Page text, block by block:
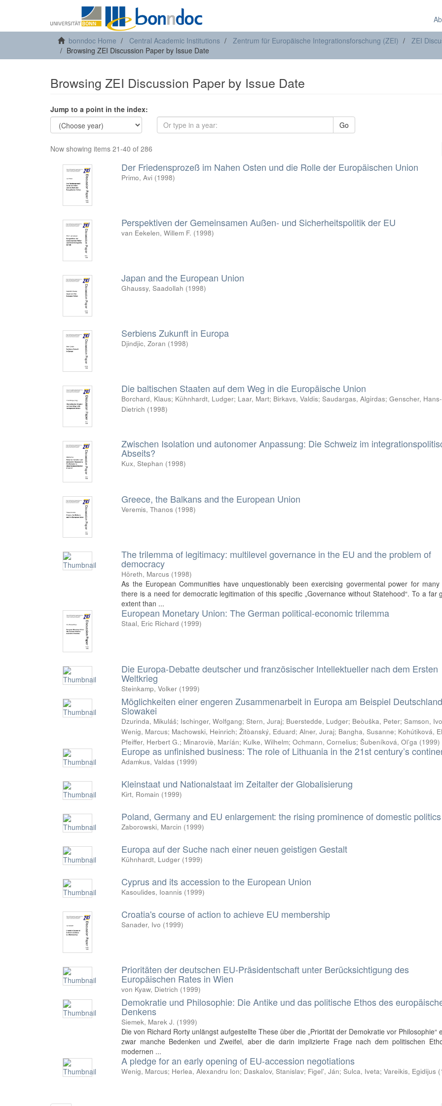
bonndoc Home Central Academic Institutions Zentrum für Europäische Integrationsforschung (ZEI)
ZEI
Browsing ZEI Discussion Paper by Issue Date
Browsing ZEI Discussion Paper by Issue Date
Jump to a point in the index:
Go
Now showing items 21-40 of 286
Der Friedensprozeß im Nahen Osten und die Rolle der Europäischen Union
Primo, Avi (1998)
Perspektiven der Gemeinsamen Außen- und Sicherheitspolitik der EU
van Eekelen, Willem F. (1998)
Japan and the European Union
Ghaussy, Saadollah (1998)
Serbiens Zukunft in Europa
Djindjic, Zoran (1998)
Die baltischen Staaten auf dem Weg in die Europäische Union
Borchard, Klaus; Kühnhardt, Ludger; Laar, Mart; Birkavs, Valdis;Saudargas, Algirdas;Genscher, Hans-
Dietrich (1998)
Zwischen Isolation und autonomer Anpassung: Die Schweiz im
Abseits?
Kux, Stephan (1998)
Greece, the Balkans and the European Union
Veremis, Thanos (1998)
The trilemma of legitimacy: multilevel governance in the EU and the problem of
democracy
Höreth, Marcus (1998)
As the European Communities have unquestionably been exercising govermental power for many
there is a need for democratic legitimation of this specific „Governance without Statehood“. To a far
extent than ...
European Monetary Union: The German political-economic trilemma
Staal, Eric Richard (1999)
Die Europa-Debatte deutscher und französischer Intellektueller nach dem Ersten
Weltkrieg
Steinkamp, Volker (1999)
Möglichkeiten einer engeren Zusammenarbeit in Europa am Beispiel
Slowakei
Dzurinda, Mikuláš; Ischinger, Wolfgang;Stern, Juraj; Buerstedde, Ludger; Beòuška, Peter;Samson, Ivo
Wenig, Marcus; Machowski, Heinrich;Žitòanský, Eduard;Alner, Juraj; Bangha, Susanne; Kohútiková,
Pfeiffer, Herbert G.; Minaroviè, Maríán; Kulke, Wilhelm;Ochmann, Cornelius;Šubeníková, Ol’ga (1999)
Europe as unfinished business: The role of Lithuania in the 21st century’s
Adamkus, Valdas (1999)
Kleinstaat und Nationalstaat im Zeitalter der Globalisierung
Kirt, Romain (1999)
Poland, Germany and EU enlargement: the rising prominence of domestic politics
Zaborowski, Marcin (1999)
Europa auf der Suche nach einer neuen geistigen Gestalt
Kühnhardt, Ludger (1999)
Cyprus and its accession to the European Union
Kasoulides, Ioannis (1999)
Croatia's course of action to achieve EU membership
Sanader, Ivo (1999)
Prioritäten der deutschen EU-Präsidentschaft unter Berücksichtigung des
Europäischen Rates in Wien
von Kyaw, Dietrich (1999)
Demokratie und Philosophie: Die Antike und das politische Ethos des
Denkens
Siemek, Marek J. (1999)
Die von Richard Rorty unlängst aufgestellte These über die „Priorität der Demokratie vor Philosophie“
zwar manche Bedenken und Zweifel, aber die darin implizierte Frage nach dem politischen
modernen ...
A pledge for an early opening of EU-accession negotiations
Wenig, Marcus; Herlea, Alexandru Ion; Daskalov, Stanislav; Figel', Ján;Sulca, Iveta;Vareikis, Egidijus (